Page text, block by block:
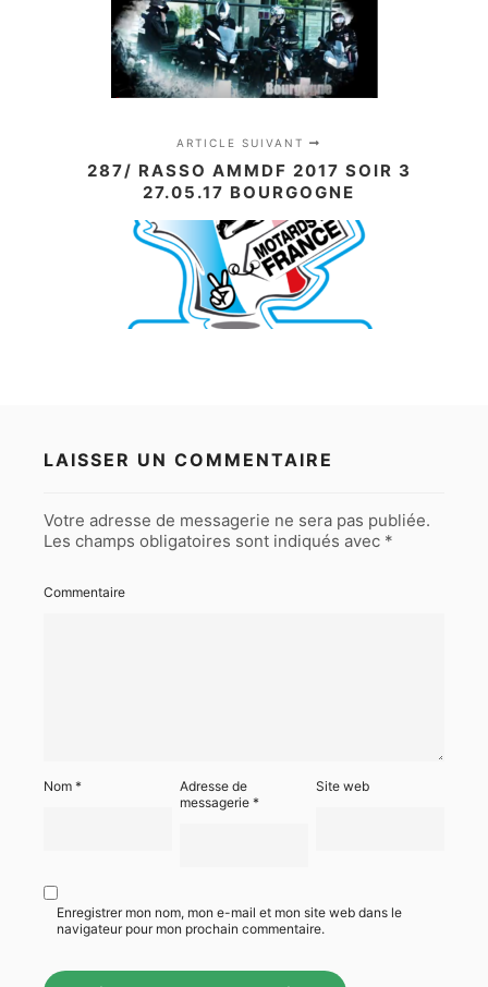
ARTICLE SUIVANT
287/ RASSO AMMDF 2017 SOIR 3
27.05.17 BOURGOGNE
LAISSER UN COMMENTAIRE
Votre adresse de messagerie ne sera pas publiée.
Les champs obligatoires sont indiqués avec *
Commentaire
Nom *
Adresse de
messagerie*
Site web
Enregistrer mon nom, mon e-mail et mon site web dans le
navigateur pour mon prochain commentaire.